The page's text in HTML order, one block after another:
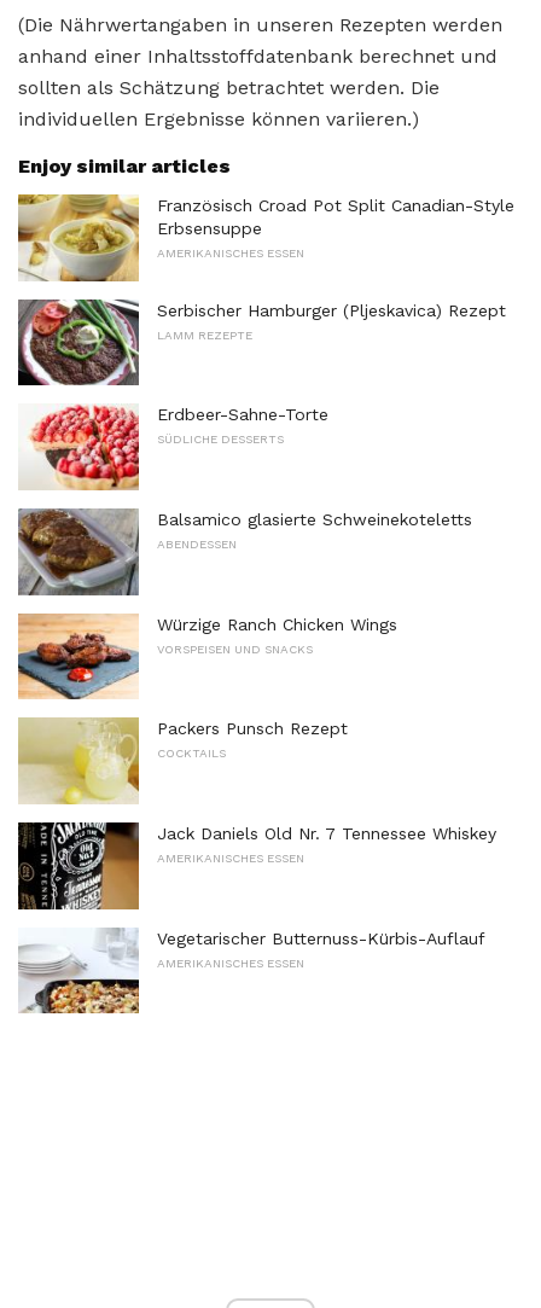
(Die Nährwertangaben in unseren Rezepten werden
anhand einer Inhaltsstoffdatenbank berechnet und
sollten als Schätzung betrachtet werden. Die
individuellen Ergebnisse können variieren.)
Enjoy similar articles
Französisch Croad Pot Split Canadian-Style
Erbsensuppe
AMERIKANISCHES ESSEN
Serbischer Hamburger (Pljeskavica) Rezept
LAMM REZEPTE
Erdbeer-Sahne-Torte
SÜDLICHE DESSERTS
Balsamico glasierte Schweinekoteletts
ABENDESSEN
Würzige Ranch Chicken Wings
VORSPEISEN UND SNACKS
Packers Punsch Rezept
COCKTAILS
Jack Daniels Old Nr. 7 Tennessee Whiskey
AMERIKANISCHES ESSEN
Vegetarischer Butternuss-Kürbis-Auflauf
AMERIKANISCHES ESSEN